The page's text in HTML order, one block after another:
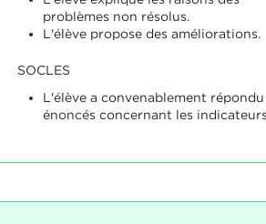
problèmes non résolus.
L'élève propose des améliorations.
SOCLES
L'élève a convenablement répondu
énoncés concernant les